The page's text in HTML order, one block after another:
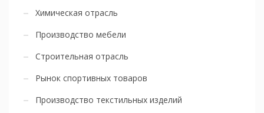
Химическая отрасль
Производство мебели
Строительная отрасль
Рынок спортивных товаров
Производство текстильных изделий